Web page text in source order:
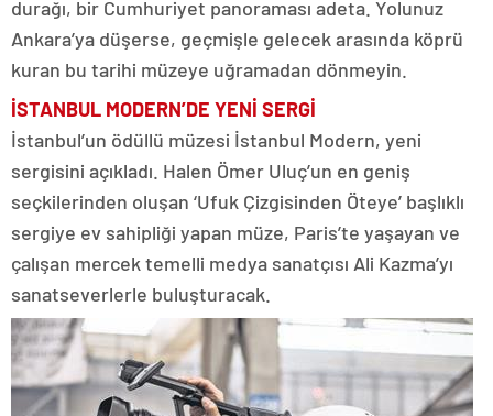
durağı, bir Cumhuriyet panoraması adeta. Yolunuz
Ankara’ya düşerse, geçmişle gelecek arasında köprü
kuran bu tarihi müzeye uğramadan dönmeyin.
İSTANBUL MODERN’DE YENİ SERGİ
İstanbul’un ödüllü müzesi İstanbul Modern, yeni
sergisini açıkladı. Halen Ömer Uluç’un en geniş
seçkilerinden oluşan ‘Ufuk Çizgisinden Öteye’ başlıklı
sergiye ev sahipliği yapan müze, Paris’te yaşayan ve
çalışan mercek temelli medya sanatçısı Ali Kazma’yı
sanatseverlerle buluşturacak.